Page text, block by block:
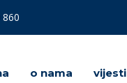
o nama vijesti